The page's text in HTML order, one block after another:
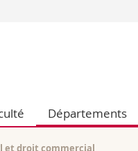
Lettres et sciences
Sciences de l'éducation
Sciences et médecine
Départements
droit commercial